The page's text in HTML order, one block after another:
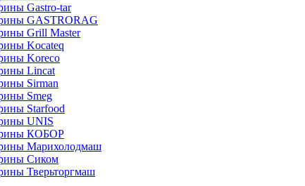
Gastro-tar
GASTRORAG
Grill Master
Kocateq
Koreco
Lincat
Sirman
Smeg
Starfood
UNIS
КОБОР
Марихолодмаш
Сиком
Тверьторгмаш